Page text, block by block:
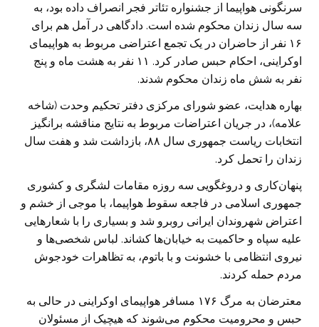
سرنگونی هواپیما از جشنواره تئاتر فجر انصراف داده بود، به
سه سال زندان محکوم شده است. دادگاهی در آمل هم برای
۱۶ نفر از حاضران در یک تجمع اعتراضی مربوط به هواپیمای
اوکراینی، احکام حبس صادر کرد. ۱۱ نفر به هشت ماه و پنج
نفر به شش ماه زندان محکوم شدند.
بهاره هدایت، عضو شورای مرکزی دفتر تحکیم وحدت (شاخه
علامه)، در جریان اعتراضات مربوط به نتایج مناقشه برانگیز
انتخابات ریاست جمهوری سال ۸۸، بازداشت شد و هفت سال
زندان را تحمل کرد.
پنهان‌کاری و دروغگویی سه روزه مقامات لشگری و کشوری
جمهوری اسلامی در فاجعه سقوط هواپیما، با موجی از خشم و
اعتراض شهروندان ایرانی روبرو شد و بسیاری را با شعارهایی
علیه سپاه و حاکمیت به خیابان‌ها کشاند. لباس شخصی‌ها و
نیروی انتظامی با خشونت و با باتوم، به تظاهرات خودجوش
مردم حمله کردند.
معترضان به مرگ ۱۷۶ مسافر هواپیمای اوکراینی در حالی به
حبس و محرومیت محکوم می‌شوند که هیچیک از مسئولان